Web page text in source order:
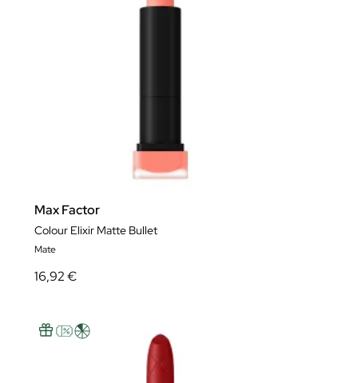
Max Factor
Colour Elixir Matte Bullet
Mate
16,92 €